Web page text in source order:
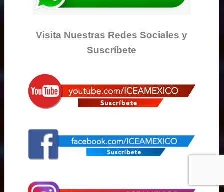
Visita Nuestras Redes Sociales y
Suscríbete